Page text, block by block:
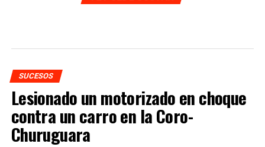
SUCESOS
Lesionado un motorizado en choque
contra un carro en la Coro-
Churuguara